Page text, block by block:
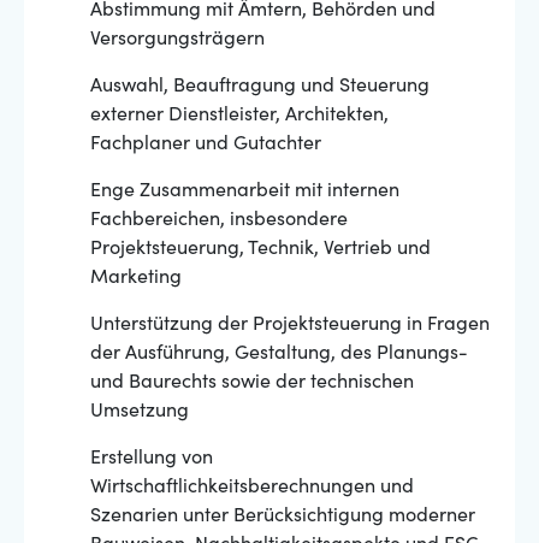
Abstimmung mit Ämtern, Behörden und
Versorgungsträgern
Auswahl, Beauftragung und Steuerung
externer Dienstleister, Architekten,
Fachplaner und Gutachter
Enge Zusammenarbeit mit internen
Fachbereichen, insbesondere
Projektsteuerung, Technik, Vertrieb und
Marketing
Unterstützung der Projektsteuerung in Fragen
der Ausführung, Gestaltung, des Planungs-
und Baurechts sowie der technischen
Umsetzung
Erstellung von
Wirtschaftlichkeitsberechnungen und
Szenarien unter Berücksichtigung moderner